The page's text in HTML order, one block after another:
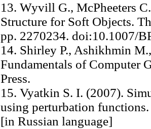
13. Wyvill G., McPheeters
Structure for Soft Objects.
pp. 2270234. doi:10.1007/
14. Shirley P., Ashikhmin
Fundamentals of Computer
Press.
15. Vyatkin S. I. (2007).
using perturbation
[in Russian language]